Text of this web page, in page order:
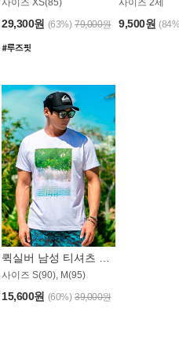
29,300원 (63%) 79,000원 9,500원
퀵실버 남성 티셔츠 MST357WQS
사이즈 S(90), M(95)
15,600원 (60%) 39,000원